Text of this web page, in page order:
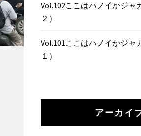
Vol.102ここはハノイかジャ
２）
Vol.101ここはハノイかジャ
１）
アーカイ